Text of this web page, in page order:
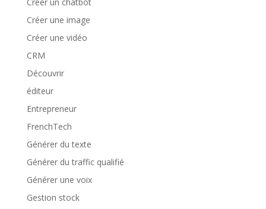
Créer une image
Créer une vidéo
CRM
Découvrir
éditeur
Entrepreneur
FrenchTech
Générer du texte
Générer du traffic qualifié
Générer une voix
Gestion stock